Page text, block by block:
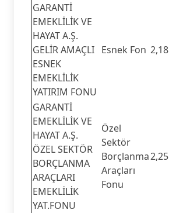
GARANTİ
EMEKLİLİK VE
HAYAT A.Ş.
GELİR AMAÇLI
ESNEK
EMEKLİLİK
YATIRIM FONU
Esnek Fon 2,18
GARANTİ
EMEKLİLİK VE
HAYAT A.Ş.
ÖZEL SEKTÖR
BORÇLANMA
ARAÇLARI
EMEKLİLİK
YAT.FONU
Özel
Sektör
Borçlanma
Araçları
Fonu
2,25